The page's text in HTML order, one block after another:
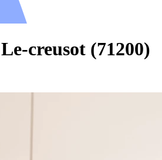
creusot (71200)